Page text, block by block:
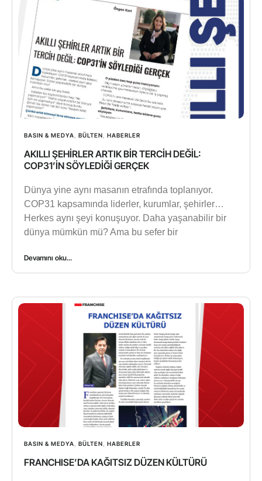
BASIN & MEDYA BÜLTEN HABERLER
AKILLI ŞEHİRLER ARTIK BİR TERCİH DEĞİL:
COP31’İN SÖYLEDİĞİ GERÇEK
Dünya yine aynı masanın etrafında toplanıyor.
COP31 kapsamında liderler, kurumlar, şehirler…
Herkes aynı şeyi konuşuyor. Daha yaşanabilir bir
dünya mümkün mü? Ama bu sefer bir
Devamını oku...
BASIN & MEDYA BÜLTEN HABERLER
FRANCHISE’DA KAĞITSIZ DÜZEN KÜLTÜRÜ